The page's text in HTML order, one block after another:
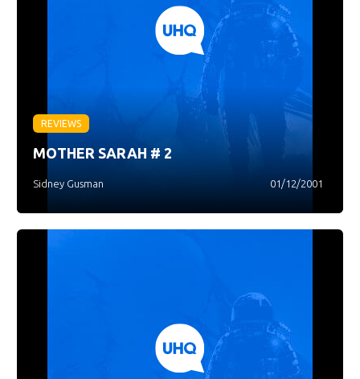
REVIEWS
MOTHER SARAH # 2
Sidney Gusman 01/12/2001